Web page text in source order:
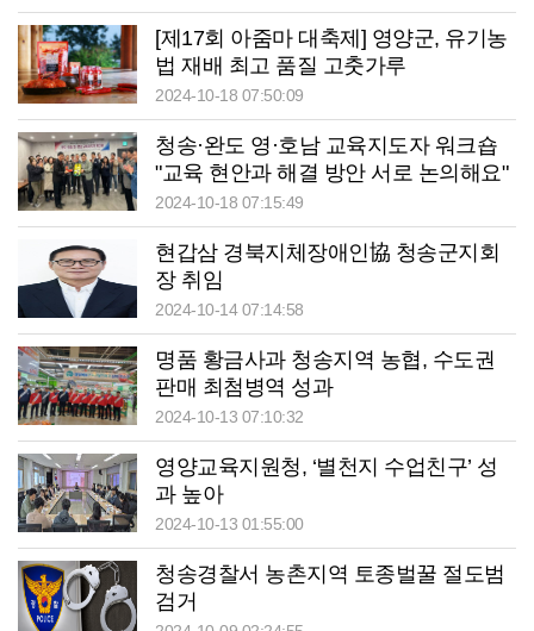
[제17회 아줌마 대축제] 영양군, 유기농
법 재배 최고 품질 고춧가루
2024-10-18 07:50:09
청송·완도 영·호남 교육지도자 워크숍
"교육 현안과 해결 방안 서로 논의해요"
2024-10-18 07:15:49
현갑삼 경북지체장애인協 청송군지회
장 취임
2024-10-14 07:14:58
명품 황금사과 청송지역 농협, 수도권
판매 최첨병역 성과
2024-10-13 07:10:32
영양교육지원청, ‘별천지 수업친구’ 성
과 높아
2024-10-13 01:55:00
청송경찰서 농촌지역 토종벌꿀 절도범
검거